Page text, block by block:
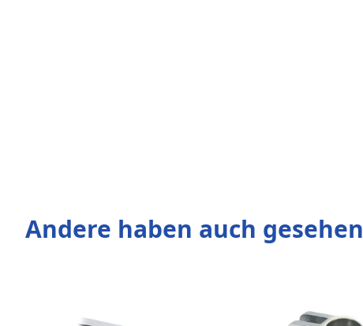
Andere haben auch gesehen